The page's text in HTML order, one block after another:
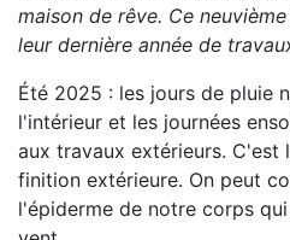
maison de rêve. Ce
leur dernière année de
Été 2025 : les jours de pluie
l'intérieur et les journées
aux travaux extérieurs. C'est
finition extérieure. On peut
l'épiderme de notre corps